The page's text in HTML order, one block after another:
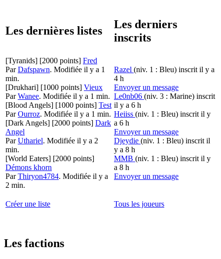
Les dernières listes
Les derniers
inscrits
[Tyranids] [2000 points] Fred
ParDafspawn. Modifiée il y a 1
min.
[Drukhari] [1000 points] Vieux
ParWanee. Modifiée il y a 1 min.
[Blood Angels] [1000 points] Test
ParOurroz. Modifiée il y a 1 min.
[Dark Angels] [2000 points] Dark
Angel
ParUthariel. Modifiée il y a 2
min.
[World Eaters] [2000 points]
Démons khorn
ParThiryon4784. Modifiée il y a
2 min.
Razel (niv. 1 : Bleu) inscrit il y a
4 h
Envoyer un message
Le0nb06 (niv. 3 : Marine) inscrit
il y a 6 h
Heiiss (niv. 1 : Bleu) inscrit il y
a 6 h
Envoyer un message
Djeydie (niv. 1 : Bleu) inscrit il
y a 8 h
MMB (niv. 1 : Bleu) inscrit il y
a 8 h
Envoyer un message
Créer une liste Tous les joueurs
Les factions